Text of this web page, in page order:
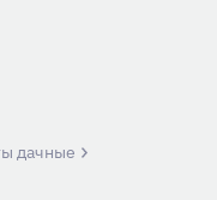
дачные